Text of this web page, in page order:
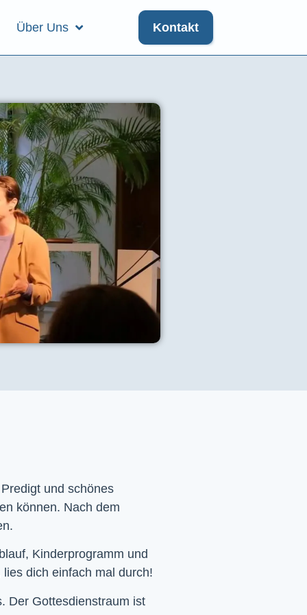
Über Uns Kontakt
und schönes
können. Nach dem
Kinderprogramm und
dich einfach mal durch!
Der Gottesdienstraum ist